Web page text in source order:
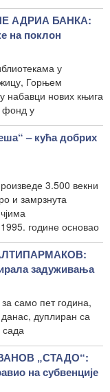
АДРИА БАНКА:
на поклон
у
Горњем
нових књига
фонд у
– кућа добрих
3.500 векни
и замрзнута
године основао
задуживања
за само пет година,
дуплиран са
„СТАДО“:
на субвенције